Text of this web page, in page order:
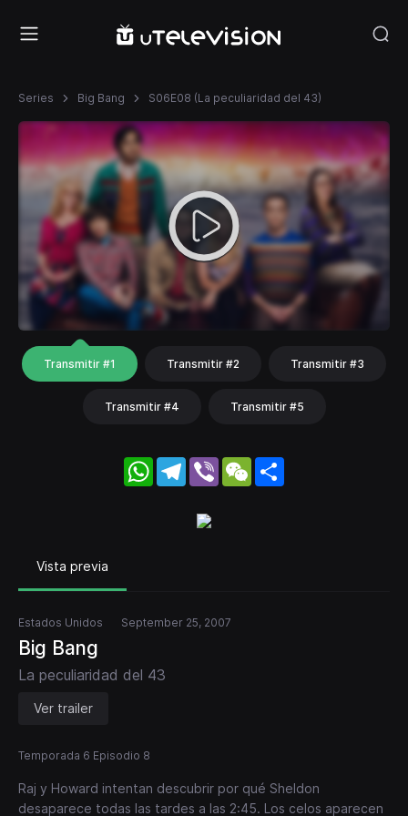
Series Big Bang S06E08 (La peculiaridad del 43)
Transmitir #1 Transmitir #2 Transmitir #3
Transmitir #4 Transmitir #5
WhatsApp
Telegram
Viber WeChat
Vista previa
Estados Unidos September 25, 2007
Big Bang
La peculiaridad del 43
Ver trailer
Temporada 6 Episodio 8
Raj y Howard intentan descubrir por qué Sheldon
desaparece todas las tardes a las 2:45. Los celos aparecen